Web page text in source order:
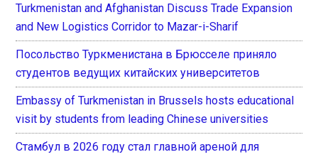
Turkmenistan and Afghanistan Discuss Trade Expansion
and New Logistics Corridor to Mazar-i-Sharif
Посольство Туркменистана в Брюсселе приняло
студентов ведущих китайских университетов
Embassy of Turkmenistan in Brussels hosts educational
visit by students from leading Chinese universities
Стамбул в 2026 году стал главной ареной для